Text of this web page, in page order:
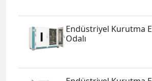
Endüstriyel Kurutma
Odalı